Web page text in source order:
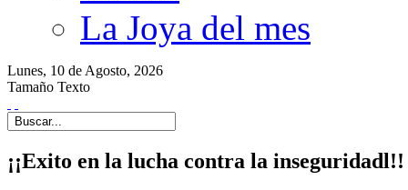
La Joya del mes
Lunes, 10 de Agosto, 2026
Tamaño Texto
¡¡Exito en la lucha contra la inseguridadl!!